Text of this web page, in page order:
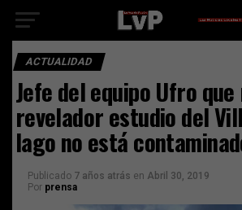
ACTUALIDAD
Jefe del equipo Ufro
revelador estudio del
lago no está
Publicado 7 años atrás en Abril 30, 2019
Por prensa